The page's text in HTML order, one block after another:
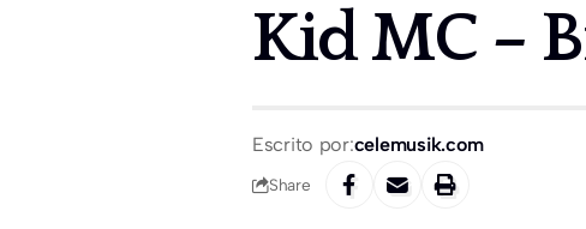
Kid MC –
Escrito por:celemusik.com
Share